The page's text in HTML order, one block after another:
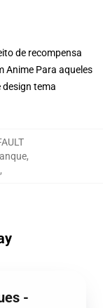
de recompensa
Anime Para aqueles
tema
,
,
-